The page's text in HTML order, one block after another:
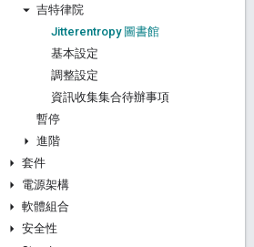
吉特律院
Jitterentropy 圖書館
基本設定
調整設定
資訊收集集合待辦事項
暫停
進階
套件
電源架構
軟體組合
安全性